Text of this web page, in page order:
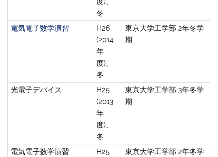
冬
電気電子数学演習
H26
(2014
年
度)、
冬
東京大学工学部 2年冬学
期
光電子デバイス
H25
(2013
年
度)、
冬
東京大学工学部 3年冬学
期
電気電子数学演習
H25
東京大学工学部 2年冬学